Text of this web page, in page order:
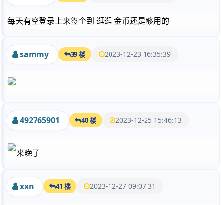
每天有空登录上来签个到 逛逛 金币还是够用的
sammy 39 楼 2023-12-23 16:35:39
492765901 40 楼 2023-12-25 15:46:13
来晚了
xxn 41 楼 2023-12-27 09:07:31